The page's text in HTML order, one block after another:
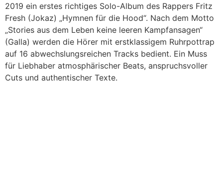
2019 ein erstes richtiges Solo-Album des Rappers Fritz
Fresh (Jokaz) „Hymnen für die Hood“. Nach dem Motto
„Stories aus dem Leben keine leeren Kampfansagen“
(Galla) werden die Hörer mit erstklassigem Ruhrpottrap
auf 16 abwechslungsreichen Tracks bedient. Ein Muss
für Liebhaber atmosphärischer Beats, anspruchsvoller
Cuts und authentischer Texte.